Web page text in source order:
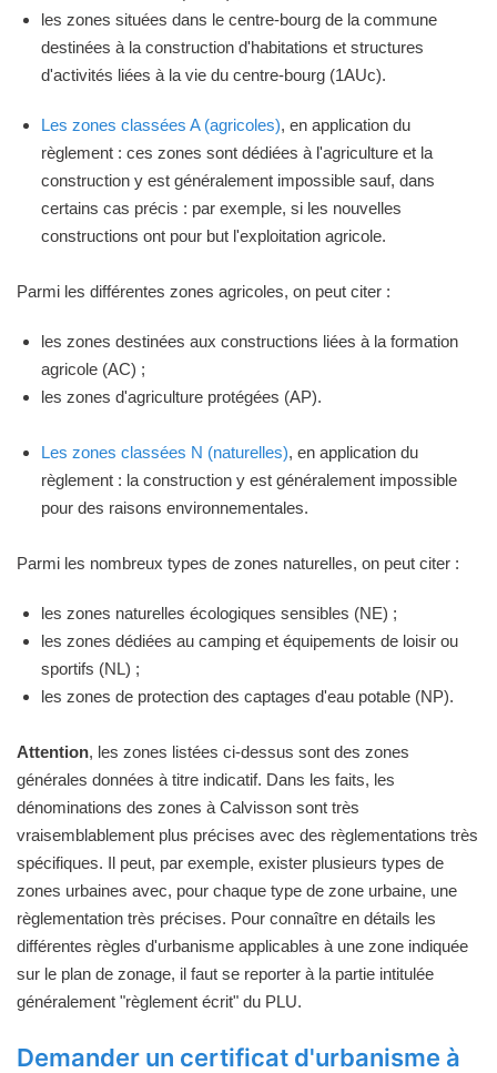
les zones situées dans le centre-bourg de la commune
destinées à la construction d'habitations et structures
d'activités liées à la vie du centre-bourg (1AUc).
Les zones classées A (agricoles), en application du
règlement : ces zones sont dédiées à l'agriculture et la
construction y est généralement impossible sauf, dans
certains cas précis : par exemple, si les nouvelles
constructions ont pour but l'exploitation agricole.
Parmi les différentes zones agricoles, on peut citer :
les zones destinées aux constructions liées à la formation
agricole (AC) ;
les zones d'agriculture protégées (AP).
Les zones classées N (naturelles), en application du
règlement : la construction y est généralement impossible
pour des raisons environnementales.
Parmi les nombreux types de zones naturelles, on peut citer :
les zones naturelles écologiques sensibles (NE) ;
les zones dédiées au camping et équipements de loisir ou
sportifs (NL) ;
les zones de protection des captages d'eau potable (NP).
Attention, les zones listées ci-dessus sont des zones
générales données à titre indicatif. Dans les faits, les
dénominations des zones à Calvisson sont très
vraisemblablement plus précises avec des règlementations très
spécifiques. Il peut, par exemple, exister plusieurs types de
zones urbaines avec, pour chaque type de zone urbaine, une
règlementation très précises. Pour connaître en détails les
différentes règles d'urbanisme applicables à une zone indiquée
sur le plan de zonage, il faut se reporter à la partie intitulée
généralement "règlement écrit" du PLU.
Demander un certificat d'urbanisme à